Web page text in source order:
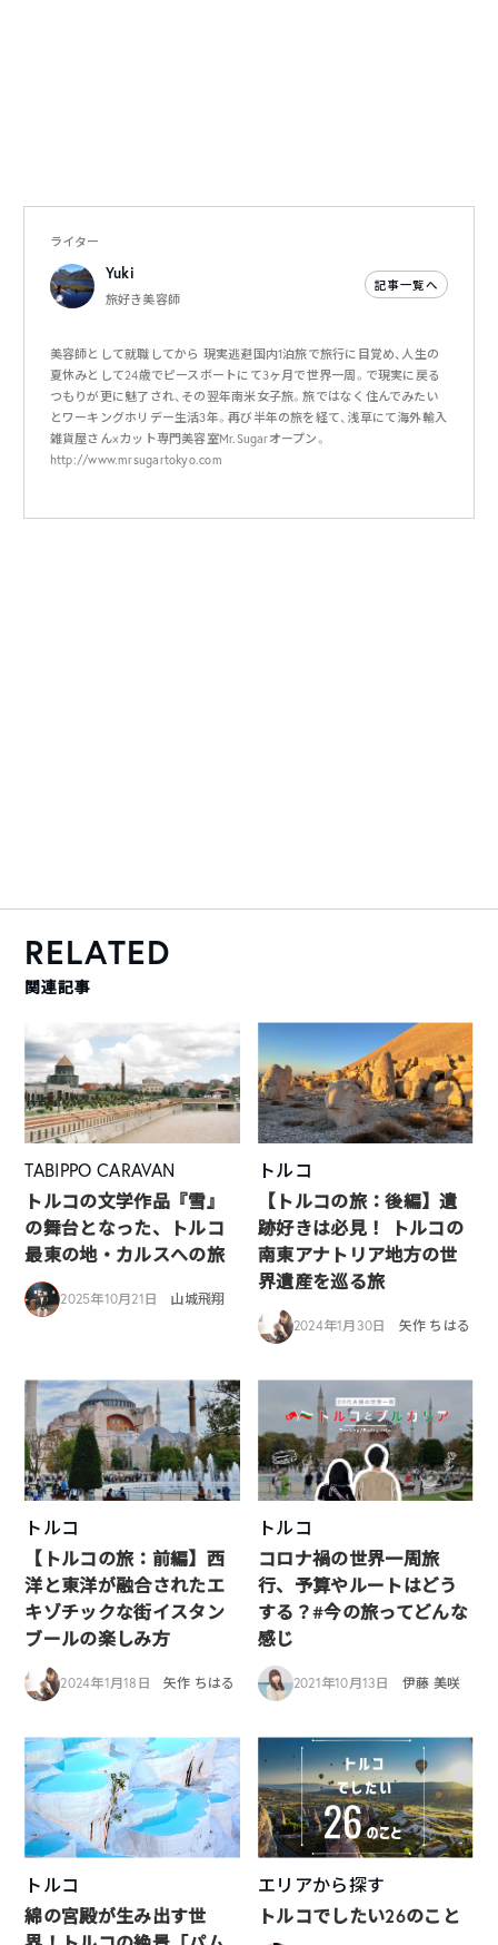
ライター
Yuki
旅好き美容師
記事一覧へ
美容師として就職してから 現実逃避国内1泊旅で旅行に目覚め、人生の
夏休みとして24歳でピースボートにて3ヶ月で世界一周。で現実に戻る
つもりが更に魅了され、その翌年南米女子旅。旅ではなく住んでみたい
とワーキングホリデー生活3年。再び半年の旅を経て、浅草にて海外輸入
雑貨屋さん×カット専門美容室Mr.Sugarオープン。
http://www.mrsugartokyo.com
RELATED
関連記事
TABIPPO CARAVAN
トルコの文学作品『雪』
の舞台となった、トルコ
最東の地・カルスへの旅
2025年10月21日 山城飛翔
トルコ
【トルコの旅：後編】遺
跡好きは必見！ トルコの
南東アナトリア地方の世
界遺産を巡る旅
2024年1月30日 矢作 ちはる
トルコ
【トルコの旅：前編】西
洋と東洋が融合されたエ
キゾチックな街イスタン
ブールの楽しみ方
2024年1月18日 矢作 ちはる
トルコ
コロナ禍の世界一周旅
行、予算やルートはどう
する？#今の旅ってどんな
感じ
2021年10月13日 伊藤 美咲
トルコ
綿の宮殿が生み出す世
エリアから探す
トルコでしたい26のこと